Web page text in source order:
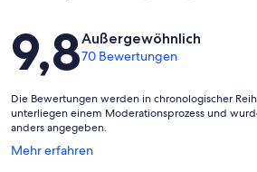
Bewertungen
9,8Außergewöhnlich
70 Bewertungen
Die Bewertungen werden in chronologischer
unterliegen einem Moderationsprozess und
anders angegeben.
Mehr erfahren
Wird